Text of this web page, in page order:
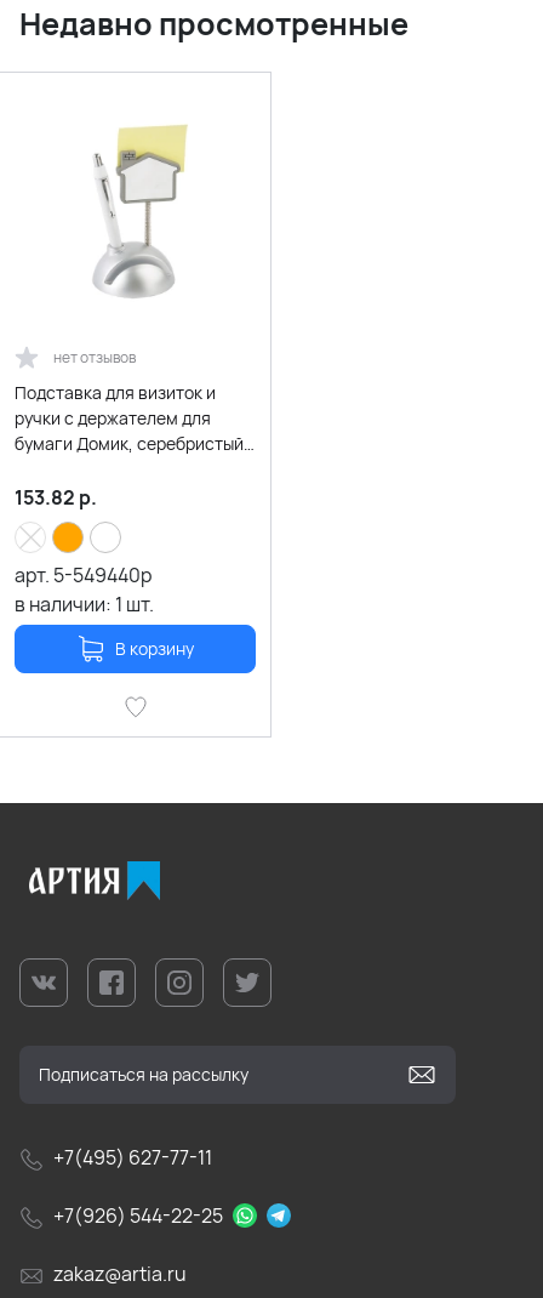
Недавно просмотренные
нет отзывов
Подставка для визиток и
ручки с держателем для
бумаги Домик, серебристый/
153.82 р.
арт. 5-549440p
в наличии: 1 шт.
В корзину
+7(495) 627-77-11
+7(926) 544-22-25
zakaz@artia.ru